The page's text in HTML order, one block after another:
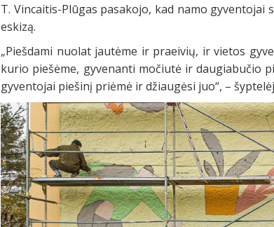
T. Vincaitis-Plūgas pasakojo, kad namo
eskizą.
„Piešdami nuolat jautėme ir praeivių, ir vietos
kurio piešėme, gyvenanti močiutė ir daugiabučio
gyventojai piešinį priėmė ir džiaugėsi juo“, –